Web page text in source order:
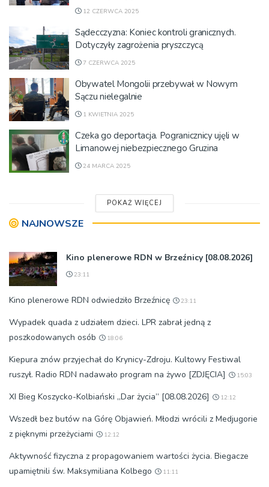
12 CZERWCA 2025
Sądecczyzna: Koniec kontroli granicznych.
Dotyczyły zagrożenia pryszczycą
7 CZERWCA 2025
Obywatel Mongolii przebywał w Nowym
Sączu nielegalnie
1 KWIETNIA 2025
Czeka go deportacja. Pogranicznicy ujęli w
Limanowej niebezpiecznego Gruzina
24 MARCA 2025
POKAŻ WIĘCEJ
NAJNOWSZE
Kino plenerowe RDN w Brzeźnicy [08.08.2026]
23:11
Kino plenerowe RDN odwiedziło Brzeźnicę 23:11
Wypadek quada z udziałem dzieci. LPR zabrał jedną z
poszkodowanych osób
18:06
Kiepura znów przyjechał do Krynicy-Zdroju. Kultowy Festiwal
ruszył. Radio RDN nadawało program na żywo [ZDJĘCIA]
15:03
XI Bieg Koszycko-Kolbiański „Dar życia” [08.08.2026] 12:12
Wszedł bez butów na Górę Objawień. Młodzi wrócili z Medjugorie
z pięknymi przeżyciami
12:12
Aktywność fizyczna z propagowaniem wartości życia. Biegacze
upamiętnili św. Maksymiliana Kolbego
11:11